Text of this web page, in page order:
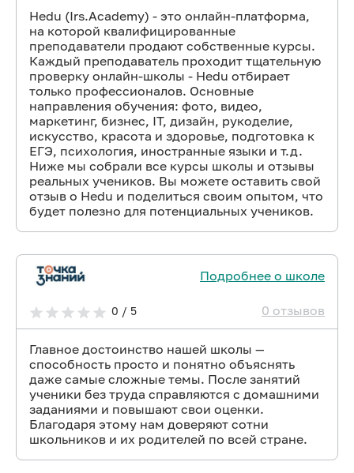
Hedu (Irs.Academy) - это онлайн-платформа,
на которой квалифицированные
преподаватели продают собственные курсы.
Каждый преподаватель проходит тщательную
проверку онлайн-школы - Hedu отбирает
только профессионалов. Основные
направления обучения: фото, видео,
маркетинг, бизнес, IT, дизайн, рукоделие,
искусство, красота и здоровье, подготовка к
ЕГЭ, психология, иностранные языки и т.д.
Ниже мы собрали все курсы школы и отзывы
реальных учеников. Вы можете оставить свой
отзыв о Hedu и поделиться своим опытом, что
будет полезно для потенциальных учеников.
Подробнее о школе
0 / 5 0 отзывов
Главное достоинство нашей школы —
способность просто и понятно объяснять
даже самые сложные темы. После занятий
ученики без труда справляются с домашними
заданиями и повышают свои оценки.
Благодаря этому нам доверяют сотни
школьников и их родителей по всей стране.